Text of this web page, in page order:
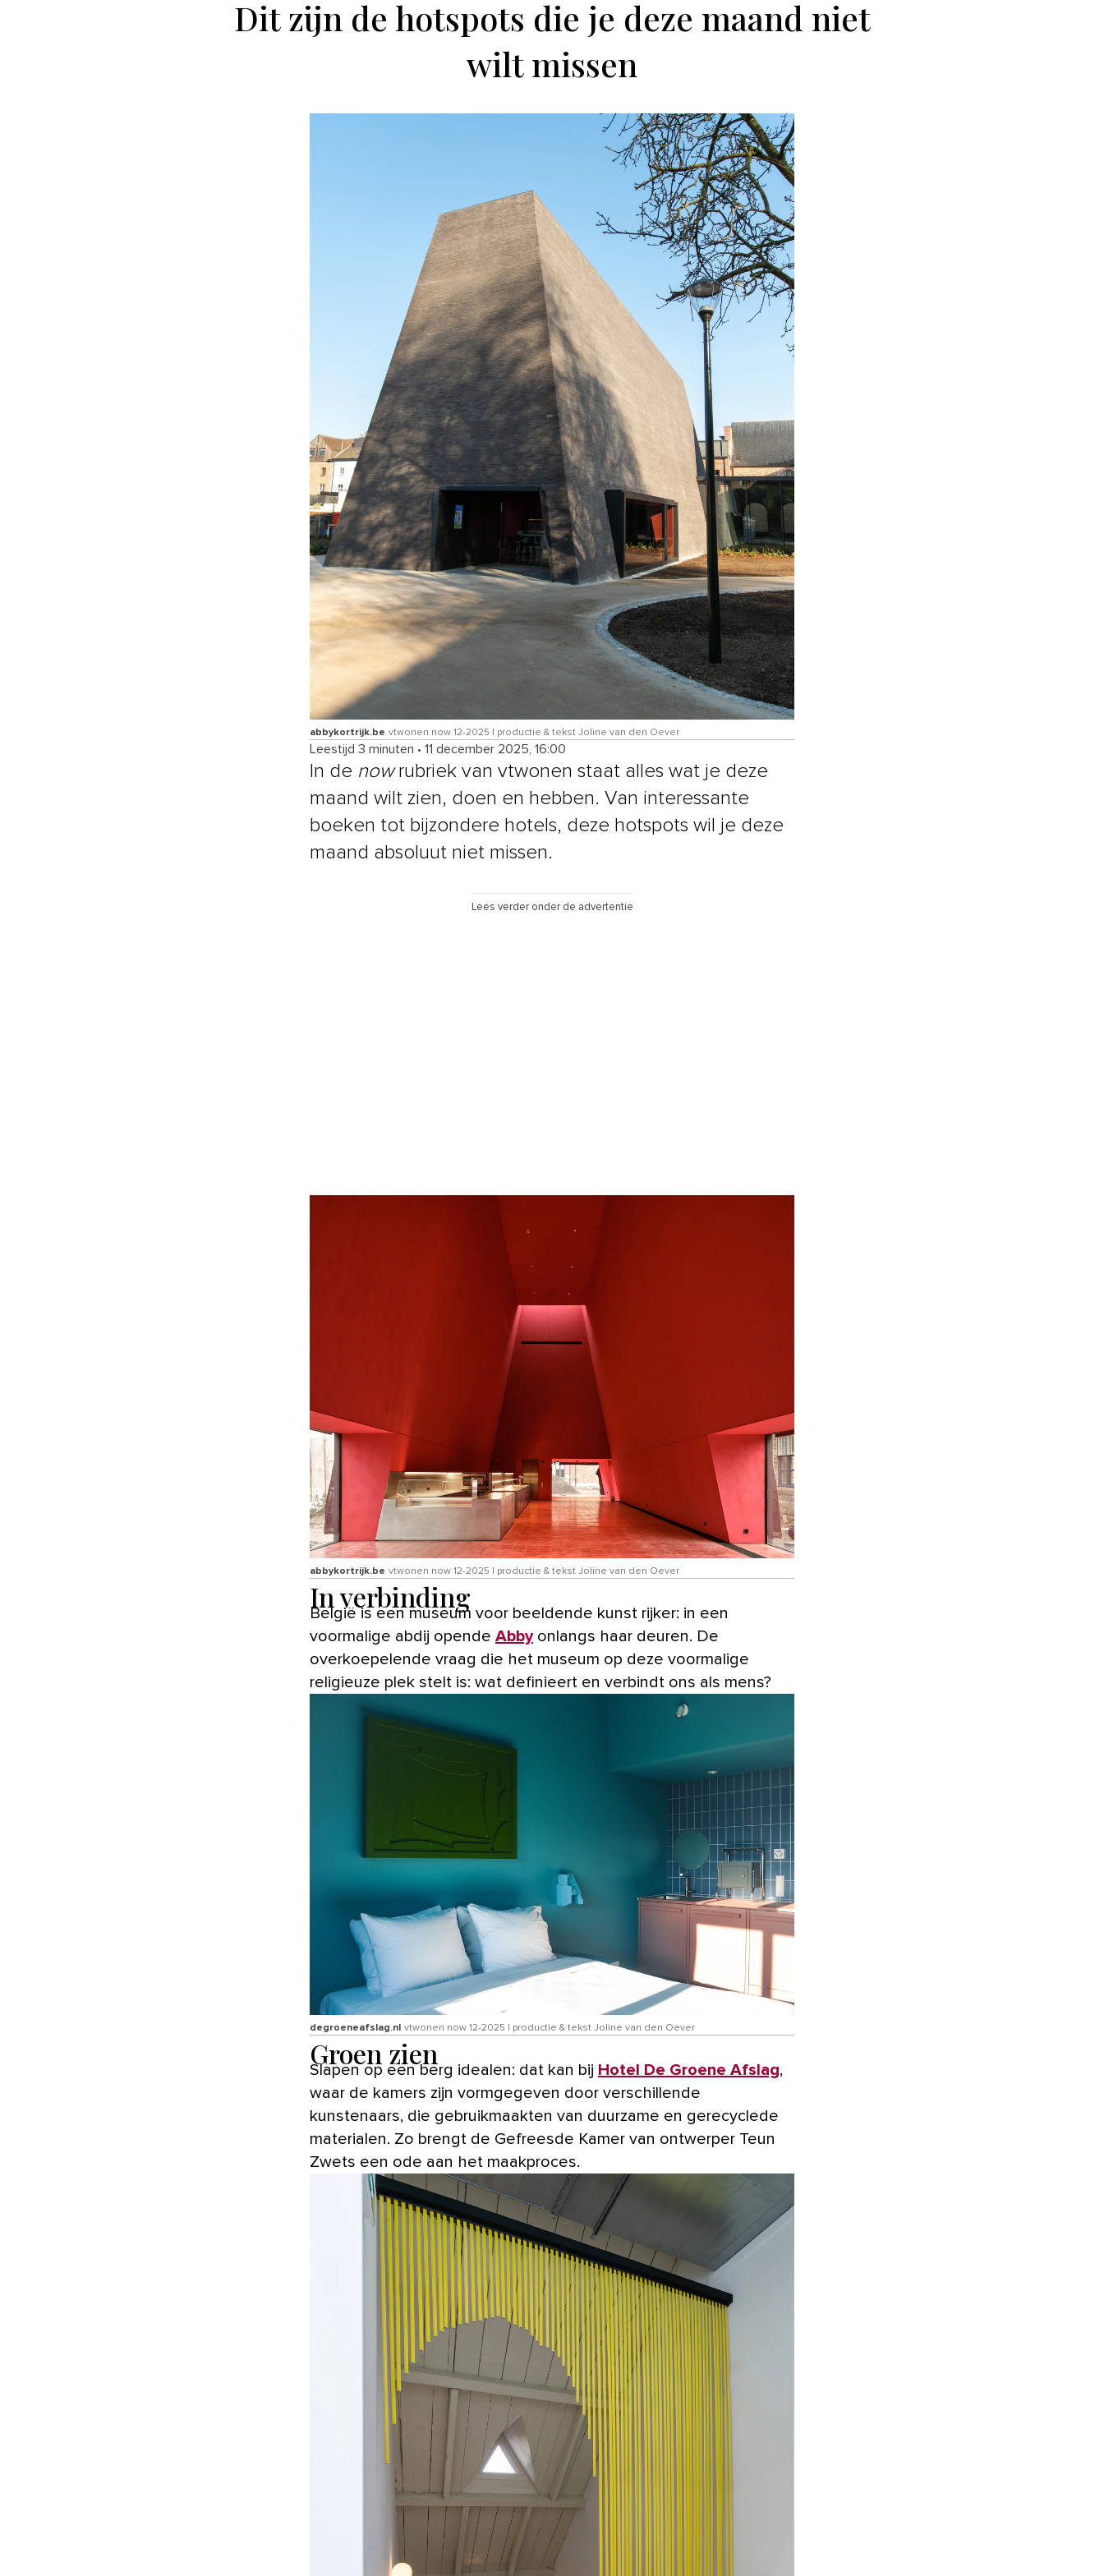
Dit zijn de hotspots die je deze maand niet
wilt missen
abbykortrijk.be vtwonen now 12-2025 | productie & tekst Joline van den Oever
Leestijd 3 minuten • 11 december 2025, 16:00
In de nowrubriek van vtwonen staat alles wat je deze
maand wilt zien, doen en hebben. Van interessante
boeken tot bijzondere hotels, deze hotspots wil je deze
maand absoluut niet missen.
Lees verder onder de advertentie
abbykortrijk.be vtwonen now 12-2025 | productie & tekst Joline van den Oever
In verbinding
België is een museum voor beeldende kunst rijker: in een
voormalige abdij opende Abbyonlangs haar deuren. De
overkoepelende vraag die het museum op deze voormalige
religieuze plek stelt is: wat definieert en verbindt ons als mens?
degroeneafslag.nl vtwonen now 12-2025 | productie & tekst Joline van den Oever
Groen zien
Slapen op een berg idealen: dat kan bij Hotel De Groene Afslag,
waar de kamers zijn vormgegeven door verschillende
kunstenaars, die gebruikmaakten van duurzame en gerecyclede
materialen. Zo brengt de Gefreesde Kamer van ontwerper Teun
Zwets een ode aan het maakproces.